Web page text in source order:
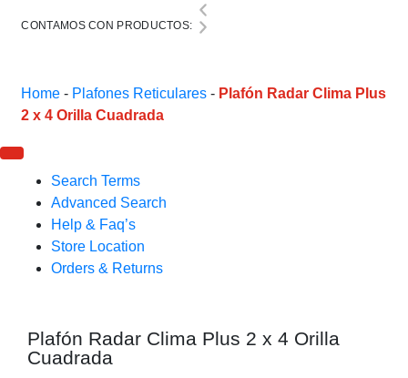
CONTAMOS CON PRODUCTOS:
Home - Plafones Reticulares - Plafón Radar Clima Plus
2 x 4 Orilla Cuadrada
Search Terms
Advanced Search
Help & Faq’s
Store Location
Orders & Returns
Plafón Radar Clima Plus 2 x 4 Orilla
Cuadrada